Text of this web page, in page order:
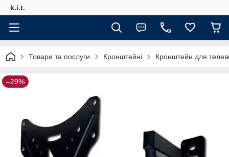
k.i.t.
Товари та послуги Кронштейні Кронштейн для
–29%